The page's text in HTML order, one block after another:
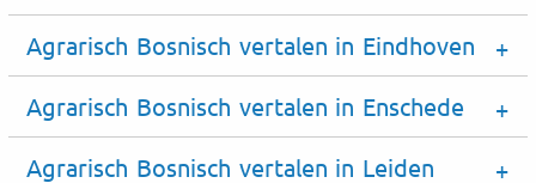
Agrarisch Bosnisch vertalen in Eindhoven
Agrarisch Bosnisch vertalen in Enschede
Agrarisch Bosnisch vertalen in Leiden